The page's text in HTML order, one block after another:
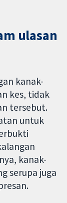
ulasan
kanak-
kes, tidak
tersebut.
untuk
kanak-
serupa juga